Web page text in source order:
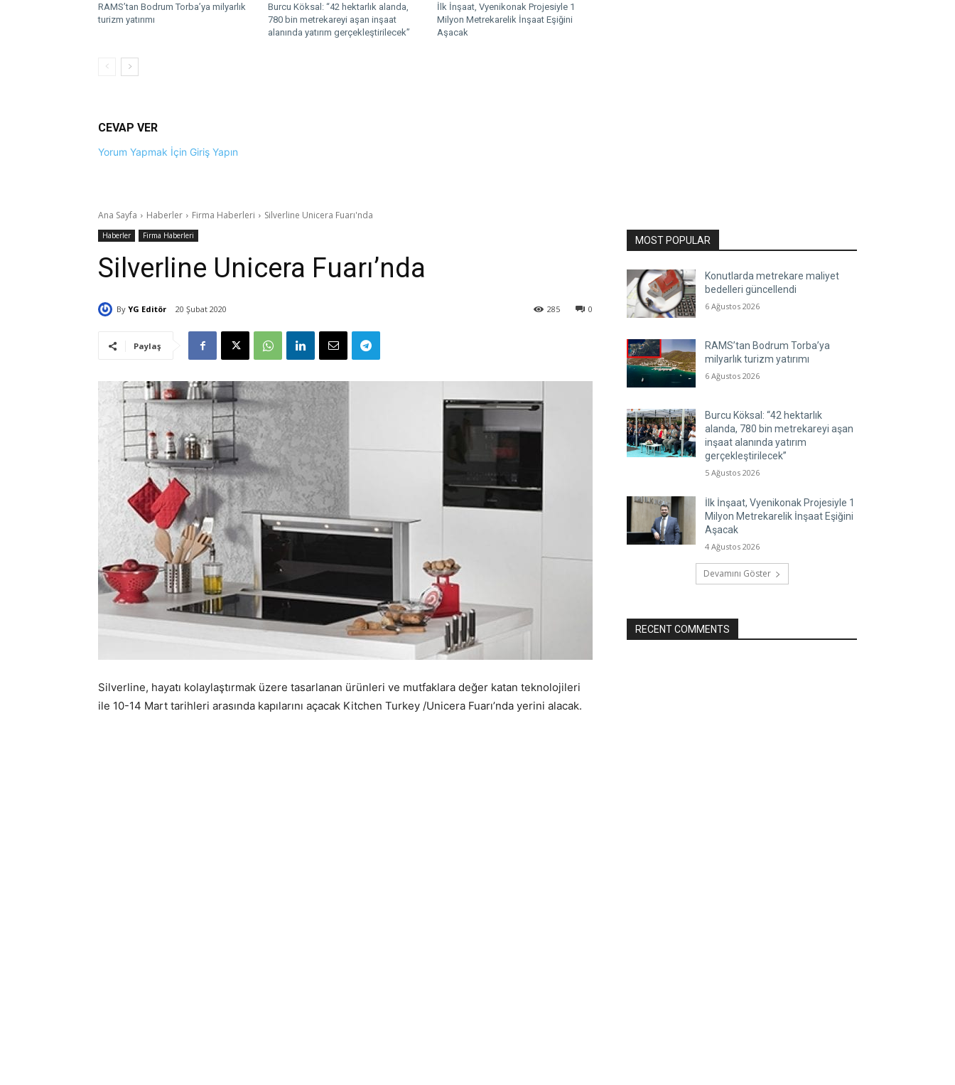
RAMS’tan Bodrum Torba’ya milyarlık
turizm yatırımı
Burcu Köksal: “42 hektarlık alanda,
780 bin metrekareyi aşan inşaat
alanında yatırım gerçekleştirilecek”
İlk İnşaat, Vyenikonak Projesiyle 1
Milyon Metrekarelik İnşaat Eşiğini
Aşacak
CEVAP VER
Yorum Yapmak İçin Giriş Yapın